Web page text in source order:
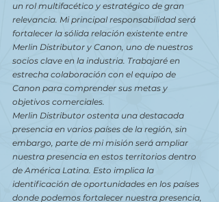
un rol multifacético y estratégico de gran
relevancia. Mi principal responsabilidad será
fortalecer la sólida relación existente entre
Merlin Distributor y Canon, uno de nuestros
socios clave en la industria. Trabajaré en
estrecha colaboración con el equipo de
Canon para comprender sus metas y
objetivos comerciales.
Merlin Distributor ostenta una destacada
presencia en varios países de la región, sin
embargo, parte de mi misión será ampliar
nuestra presencia en estos territorios dentro
de América Latina. Esto implica la
identificación de oportunidades en los países
donde podemos fortalecer nuestra presencia,